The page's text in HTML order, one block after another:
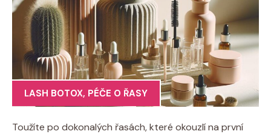
LASH BOTOX, PÉČE O ŘASY
Toužíte po dokonalých řasách, které okouzlí na první